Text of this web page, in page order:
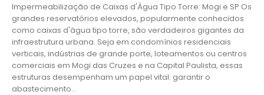
Impermeabilização de Caixas d'Água Tipo Torre: Mogi e SP Os
grandes reservatórios elevados, popularmente conhecidos
como caixas d'água tipo torre, são verdadeiros gigantes da
infraestrutura urbana. Seja em condomínios residenciais
verticais, indústrias de grande porte, loteamentos ou centros
comerciais em Mogi das Cruzes e na Capital Paulista, essas
estruturas desempenham um papel vital: garantir o
abastecimento...